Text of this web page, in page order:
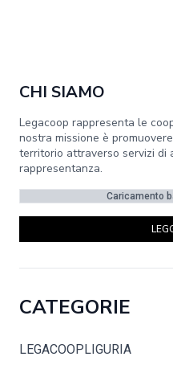
CHI SIAMO
Legacoop rappresenta le
nostra missione è
territorio attraverso servizi di
rappresentanza.
Caricamento
CATEGORIE
LEGACOOPLIGURIA